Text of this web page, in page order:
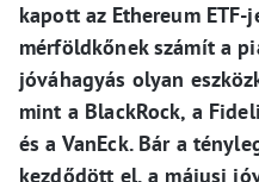
kapott az Ethereum
mérföldkőnek számít a
jóváhagyás olyan
mint a BlackRock, a
és a VanEck. Bár a
kezdődött el, a májusi